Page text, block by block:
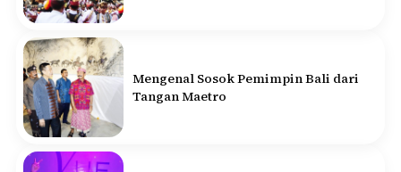
Mengenal Sosok Pemimpin Bali dari
Tangan Maetro